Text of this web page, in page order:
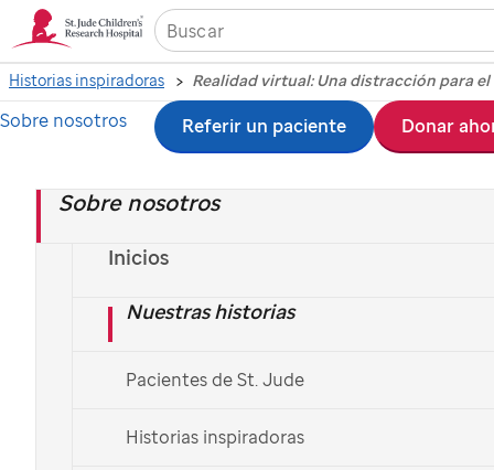
Ir
contenido
principal
Sobre nosotros
Inicios
Nuestras historias
Pacientes de St. Jude
Historias inspiradoras
Sobre nosotros Referir un paciente Donar
Historias inspiradoras